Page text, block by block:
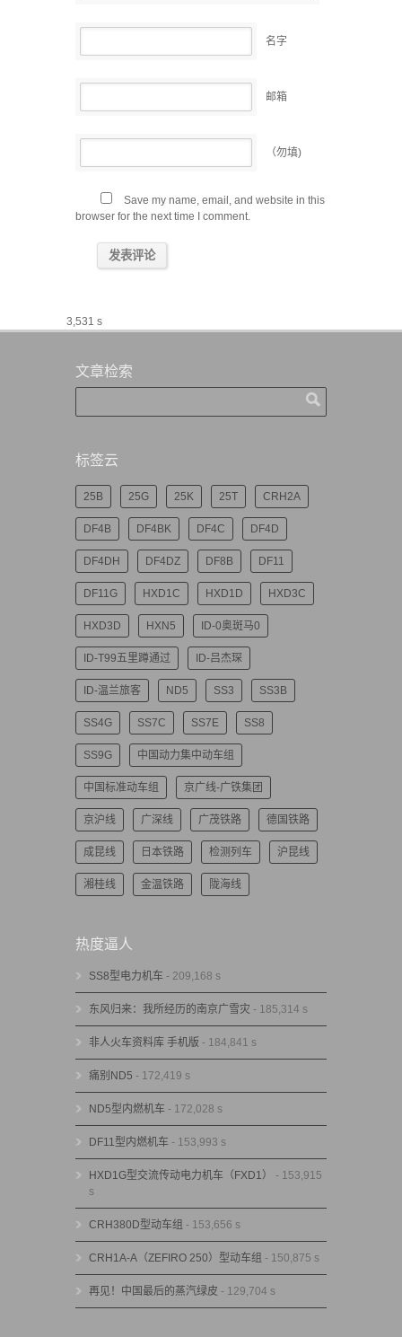
名字
邮箱
（勿填)
Save my name, email, and website in this
browser for the next time I comment.
3,531 s
文章检索
标签云
25B 25G 25K 25T CRH2A
DF4B DF4BK DF4C DF4D
DF4DH DF4DZ DF8B DF11
DF11G HXD1C HXD1D HXD3C
HXD3D HXN5 ID-0奥斑马0
ID-T99五里蹲通过 ID-吕杰琛
ID-温兰旅客 ND5 SS3 SS3B
SS4G SS7C SS7E SS8
SS9G 中国动力集中动车组
中国标准动车组 京广线-广铁集团
京沪线 广深线 广茂铁路 德国铁路
成昆线 日本铁路 检测列车 沪昆线
湘桂线 金温铁路 陇海线
热度逼人
SS8型电力机车 - 209,168 s
东风归来：我所经历的南京广雪灾 - 185,314 s
非人火车资料库 手机版 - 184,841 s
痛别ND5 - 172,419 s
ND5型内燃机车 - 172,028 s
DF11型内燃机车 - 153,993 s
HXD1G型交流传动电力机车（FXD1）
- 153,915
s
CRH380D型动车组 - 153,656 s
CRH1A-A（ZEFIRO 250）型动车组 - 150,875 s
再见！中国最后的蒸汽绿皮 - 129,704 s